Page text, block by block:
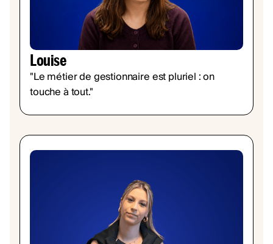
Louise
"Le métier de gestionnaire est pluriel : on
touche à tout."